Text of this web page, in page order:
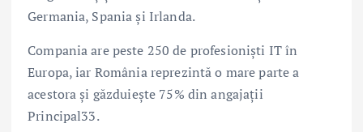
Germania, Spania și Irlanda.
Compania are peste 250 de profesioniști IT în
Europa, iar România reprezintă o mare parte a
acestora și găzduiește 75% din angajații
Principal33.